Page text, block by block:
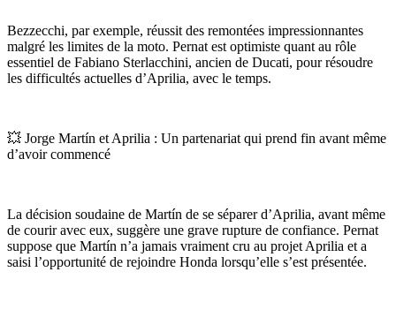
Bezzecchi, par exemple, réussit des remontées impressionnantes
malgré les limites de la moto. Pernat est optimiste quant au rôle
essentiel de Fabiano Sterlacchini, ancien de Ducati, pour résoudre
les difficultés actuelles d’Aprilia, avec le temps.
💥 Jorge Martín et Aprilia : Un partenariat qui prend fin avant même
d’avoir commencé
La décision soudaine de Martín de se séparer d’Aprilia, avant même
de courir avec eux, suggère une grave rupture de confiance. Pernat
suppose que Martín n’a jamais vraiment cru au projet Aprilia et a
saisi l’opportunité de rejoindre Honda lorsqu’elle s’est présentée.